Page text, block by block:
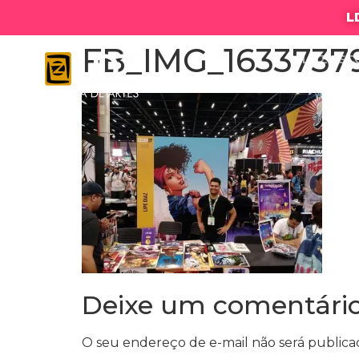
LDZ
Deixe um
O seu endereço de e-mail não será